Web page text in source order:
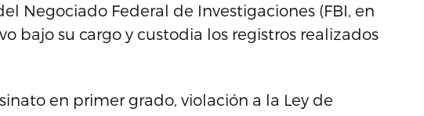
Negociado Federal de Investigaciones (FBI, en
bajo su cargo y custodia los registros realizados
en primer grado, violación a la Ley de